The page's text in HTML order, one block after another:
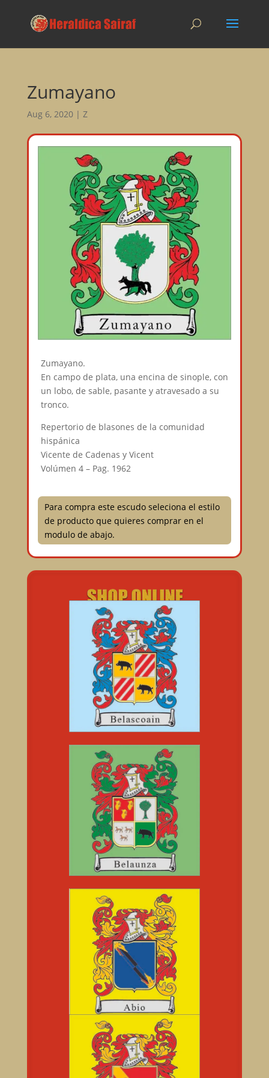
Zumayano
Aug 6, 2020| Z
Zumayano.
En campo de plata, una encina de sinople, con
un lobo, de sable, pasante y atravesado a su
tronco.
Repertorio de blasones de la comunidad
hispánica
Vicente de Cadenas y Vicent
Volúmen 4 – Pag. 1962
Para compra este escudo seleciona el estilo
de producto que quieres comprar en el
modulo de abajo.